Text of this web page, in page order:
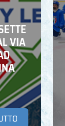
VIA